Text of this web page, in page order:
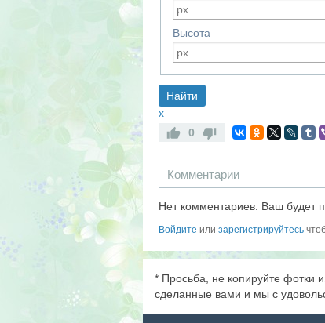
Высота
x
0
Комментарии
Нет комментариев. Ваш будет
Войдите или зарегистрируйтесь
* Просьба, не копируйте фотки
сделанные вами и мы с